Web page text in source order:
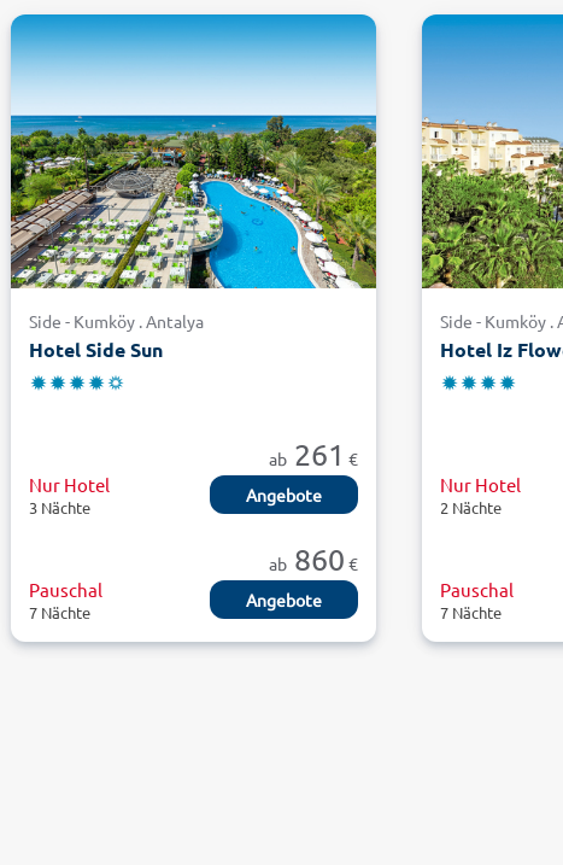
Side - Kumköy . Antalya
Hotel Side Sun
ab 261 €
Nur Hotel
3 Nächte
Angebote
ab 860 €
Pauschal
7 Nächte
Angebote
Side - Kumköy .
Hotel Iz
Nur Hotel
2 Nächte
Pauschal
7 Nächte